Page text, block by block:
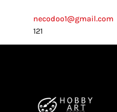
necodoo1@gmail.com
121